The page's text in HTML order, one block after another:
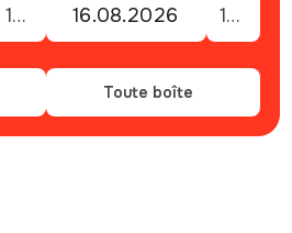
19:00 19:00
Toute boîte